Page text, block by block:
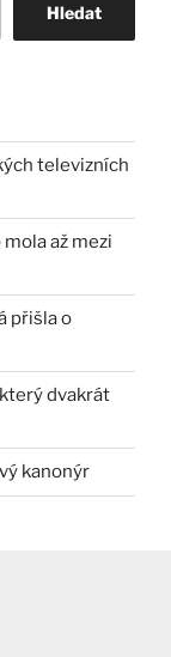
Hledat
televizních
až mezi
přišla o
dvakrát
kanonýr